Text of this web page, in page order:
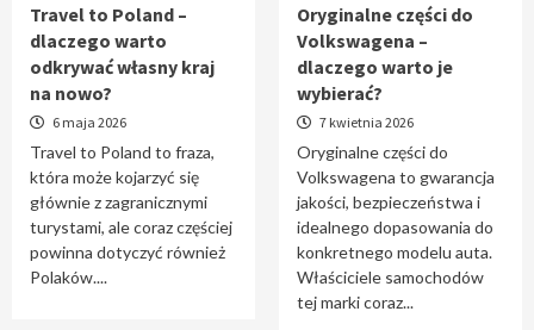
1
Travel to Poland – dlaczego warto odkrywać
własny kraj na nowo?
2
Oryginalne części do Volkswagena –
dlaczego warto je wybierać?
Cięcie laserem i frezowanie CNC –
Travel to Poland –
dlaczego warto
odkrywać własny kraj
na nowo?
6 maja 2026
Travel to Poland to fraza,
która może kojarzyć się
głównie z zagranicznymi
turystami, ale coraz częściej
powinna dotyczyć również
Polaków....
Oryginalne części do
Volkswagena –
dlaczego warto je
wybierać?
7 kwietnia 2026
Oryginalne części do
Volkswagena to gwarancja
jakości, bezpieczeństwa i
idealnego dopasowania do
konkretnego modelu auta.
Właściciele samochodów
tej marki coraz...